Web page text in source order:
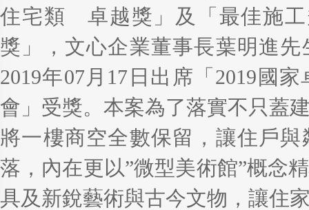
住宅類 卓越獎」及「最佳施
獎」，文心企業董事長葉明進
2019年07月17日出席「2019國
會」受獎。本案為了落實不只蓋
將一樓商空全數保留，讓住戶
落，內在更以”微型美術館”概念
具及新銳藝術與古今文物，讓住